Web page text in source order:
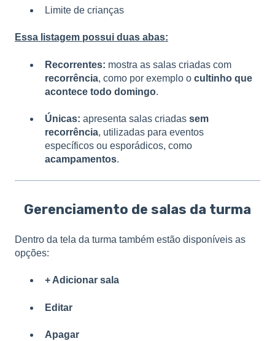
Limite de crianças
Essa listagem possui duas abas:
Recorrentes: mostra as salas criadas com
recorrência, como por exemplo o cultinho que
acontece todo domingo.
Únicas: apresenta salas criadas sem
recorrência, utilizadas para eventos
específicos ou esporádicos, como
acampamentos.
Gerenciamento de salas da turma
Dentro da tela da turma também estão disponíveis as
opções:
+ Adicionar sala
Editar
Apagar